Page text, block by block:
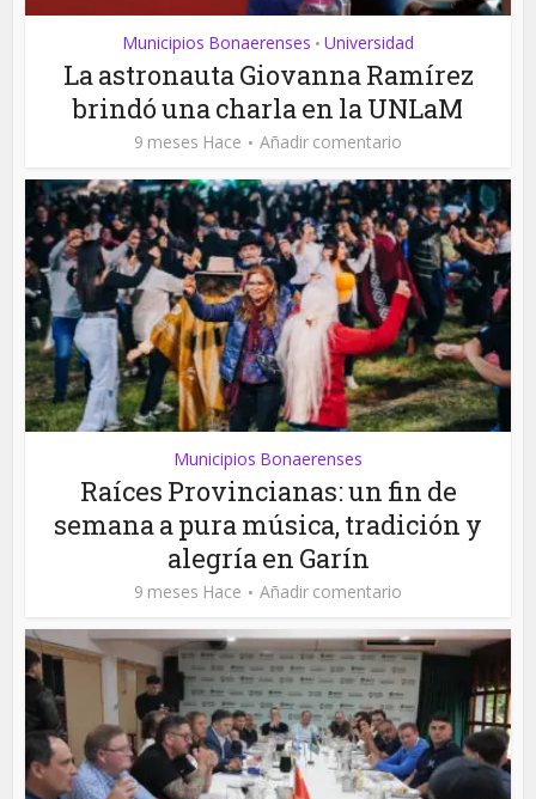
Municipios Bonaerenses • Universidad
La astronauta Giovanna Ramírez
brindó una charla en la UNLaM
9 meses Hace Añadir comentario
Municipios Bonaerenses
Raíces Provincianas: un fin de
semana a pura música, tradición y
alegría en Garín
9 meses Hace Añadir comentario